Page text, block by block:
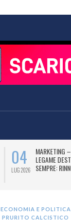
04
LUG 2026
MARKETING
LEGAME
SEMPRE:
ECONOMIA E POLITICA
PRURITO CALCISTICO